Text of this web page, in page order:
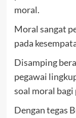
moral.
Moral sangat
pada
Disamping
pegawai
soal moral
Dengan tegas